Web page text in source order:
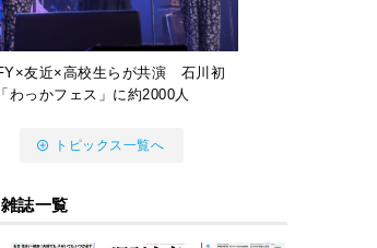
友近×高校生らが共演 石川初
わっかフェス」に約2000人
トピックス一覧へ
誌一覧